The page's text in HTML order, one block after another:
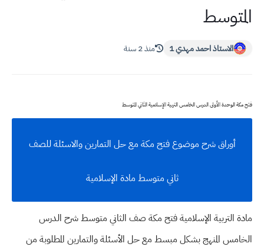
المتوسط
الاستاذ احمد مهدي 1 منذ 2 سنة
فتح مكة الوحدة الأولى الدرس الخامس التربية الإسلامية الثاني المتوسط
أوراق شرح موضوع فتح مكة مع حل التمارين والاسئلة للصف
ثاني متوسط مادة الإسلامية
مادة التربية الإسلامية فتح مكة صف الثاني متوسط شرح الدرس
الخامس المنهج بشكل مبسط مع حل الأسئلة والتمارين المطلوبة من